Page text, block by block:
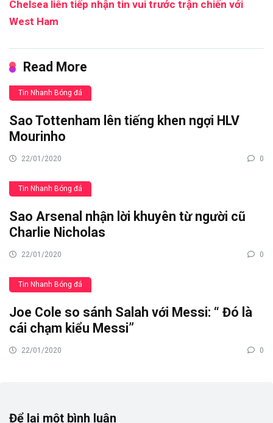
Chelsea liên tiếp nhận tin vui trước trận chiến với
West Ham
Read More
Tin Nhanh Bóng đá
Sao Tottenham lên tiếng khen ngợi HLV
Mourinho
22/01/2020 0
Tin Nhanh Bóng đá
Sao Arsenal nhận lời khuyên từ người cũ
Charlie Nicholas
22/01/2020 0
Tin Nhanh Bóng đá
Joe Cole so sánh Salah với Messi: “ Đó là
cái chạm kiểu Messi”
22/01/2020 0
Để lại một bình luận